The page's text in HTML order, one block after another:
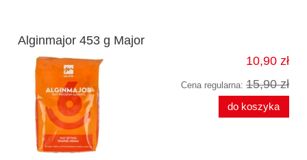
Alginmajor 453 g Major
10,90 zł
Cena regularna: 15,90 zł
do koszyka